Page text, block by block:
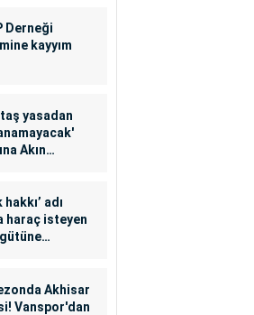
Derneği
kayyım
yasadan
Akın
hakkı’ adı
haraç isteyen
Akhisar
Vanspor'dan